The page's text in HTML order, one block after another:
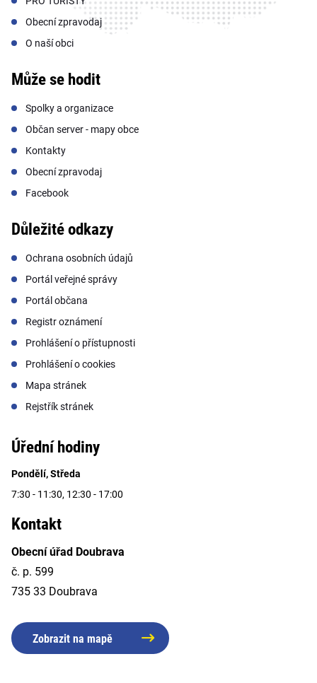
Obecní zpravodaj
O naší obci
Může se hodit
Spolky a organizace
Občan server - mapy obce
Kontakty
Obecní zpravodaj
Facebook
Důležité odkazy
Ochrana osobních údajů
Portál veřejné správy
Portál občana
Registr oznámení
Prohlášení o přístupnosti
Prohlášení o cookies
Mapa stránek
Rejstřík stránek
Úřední hodiny
Pondělí, Středa
7:30 - 11:30, 12:30 - 17:00
Kontakt
Obecní úřad Doubrava
č. p. 599
735 33 Doubrava
Zobrazit na mapě